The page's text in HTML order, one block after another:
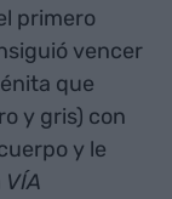
primero
vencer
que
y gris) con
y le
VÍA